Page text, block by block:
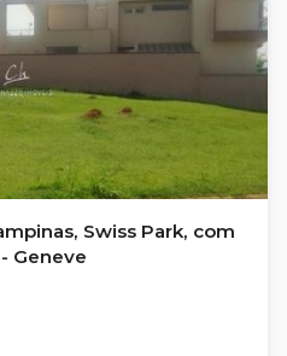
Swiss Park, com
Geneve